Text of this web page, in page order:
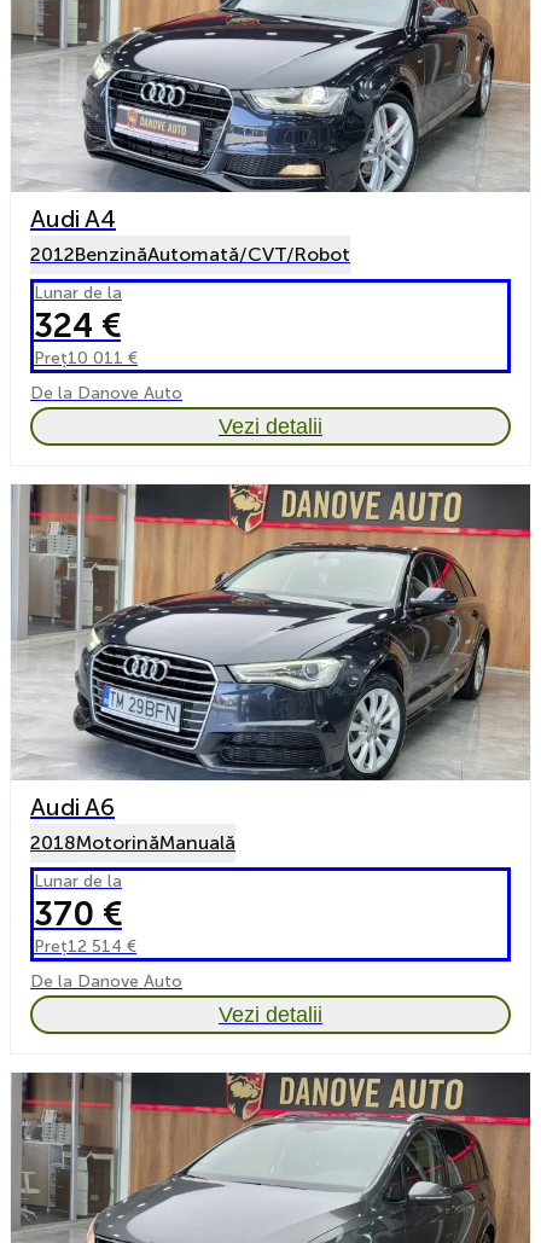
Audi A4
2012BenzinăAutomată/CVT/Robot
Lunar de la
324 €
Preț10 011 €
De la Danove Auto
Vezi detalii
Audi A6
2018MotorinăManuală
Lunar de la
370 €
Preț12 514 €
De la Danove Auto
Vezi detalii